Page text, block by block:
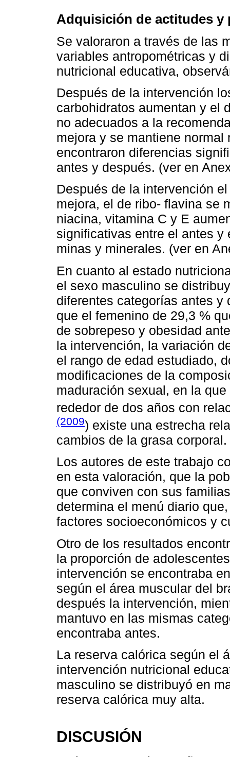
Adquisición de actitudes y
Se valoraron a través de las
variables antropométricas y
nutricional educativa,
Después de la intervención
carbohidratos aumentan y el
no adecuados a la
mejora y se mantiene
encontraron diferencias
antes y después. (ver en
Después de la intervención
mejora, el de ribo- flavina se
niacina, vitamina C y E
significativas entre el antes
minas y minerales. (ver en
En cuanto al estado
el sexo masculino se
diferentes categorías antes y
que el femenino de 29,3 %
de sobrepeso y obesidad
la intervención, la variación
el rango de edad estudiado,
modificaciones de la
maduración sexual, en la
rededor de dos años con
(2009) existe una estrecha
cambios de la grasa corporal.
Los autores de este trabajo
en esta valoración, que la
que conviven con sus
determina el menú diario
factores socioeconómicos y
Otro de los resultados
la proporción de
intervención se encontraba
según el área muscular del
después la intervención,
mantuvo en las mismas
encontraba antes.
La reserva calórica según el
intervención nutricional
masculino se distribuyó en
reserva calórica muy alta.
DISCUSIÓN